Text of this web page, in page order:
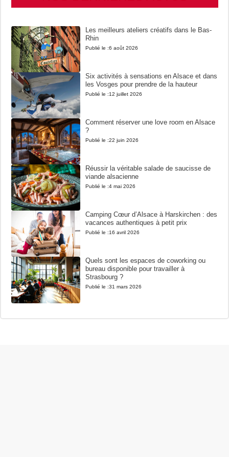
Les meilleurs ateliers créatifs dans le Bas-
Rhin
Publié le :6 août 2026
Six activités à sensations en Alsace et dans
les Vosges pour prendre de la hauteur
Publié le :12 juillet 2026
Comment réserver une love room en Alsace
?
Publié le :22 juin 2026
Réussir la véritable salade de saucisse de
viande alsacienne
Publié le :4 mai 2026
Camping Cœur d’Alsace à Harskirchen : des
vacances authentiques à petit prix
Publié le :16 avril 2026
Quels sont les espaces de coworking ou
bureau disponible pour travailler à
Strasbourg ?
Publié le :31 mars 2026